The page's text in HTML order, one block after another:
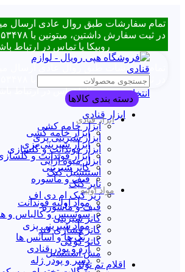
تمام سفارشات طبق روال عادی ارسال
روبیکا یا تماس در ارتباط
تمام سفارشات طبق روال عادی ارسال
روبیکا یا تماس در ارتباطانتخاب دسته بندی
ابزار قنادی
ابزار خامه کشی
ابزار شیرینی پزی
ابزار فوندانت و گلسازی
ابزار میوه آرایی
استنسیل کیک
تاپر کیک
زیر کیک ام دی اف
قیف و ماسوره
کاتر شیرینی
کاتر فشاری قند
کاتر کوکی
مش استنسیل
اقلام تم تولد
دسته بندی کالاها
ابزار قنادی
ابزار خامه کشی
ابزار شیرینی پزی
ابزار فوندانت و
کاتر شیرینی
قیف و ماسوره
مواد اولیه
مواد اولیه فوندانت
سوسیس و کالباس و
مواد شیرینی پزی
رنگ ها و اسانس ها
آرد و پودر قنادی
دسر و پودر ژله